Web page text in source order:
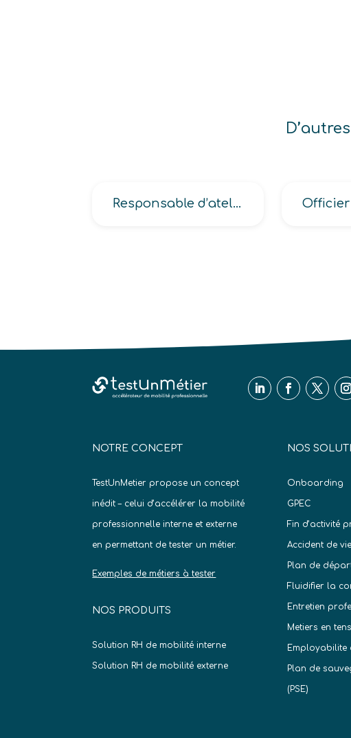
Responsable d’atelier en chimie-pharmacie, en énergie-pétrochimie, en industrie du plastique-caoutchouc
NOTRE CONCEPT
TestUnMetier propose un concept
inédit – celui d’accélérer la mobilité
professionnelle interne et externe
en permettant de tester un métier.
Exemples de métiers à tester
NOS PRODUITS
Solution RH de mobilité interne
Solution RH de mobilité externe
NOS
Onboarding
GPEC
Fin d’activité
Accident de
Plan de
Fluidifier la
Entretien
Metiers en
Employabilite
Plan de
(PSE)